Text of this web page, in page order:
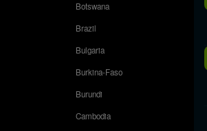
Botswana
Brazil
Bulgaria
Burkina-Faso
Burundi
Cambodia